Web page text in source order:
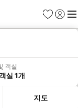
즐겨찾기
로그인
메
객실
실 1개
지도